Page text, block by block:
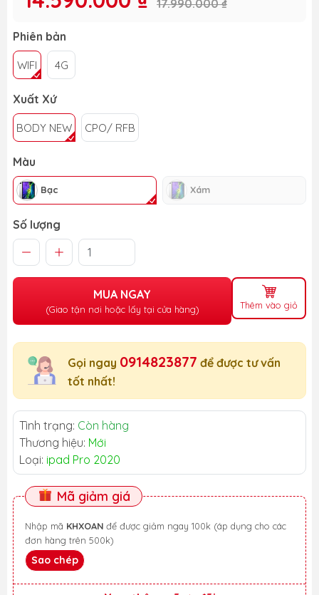
17.990.000 ₫
Phiên bản
WIFI 4G
Xuất Xứ
BODY NEW CPO/ RFB
Màu
Bạc Xám
Số lượng
MUA NGAY
(Giao tận nơi hoặc lấy tại cửa hàng) Thêm vào giỏ
Gọi ngay 0914823877 để được tư vấn
tốt nhất!
Tình trạng: Còn hàng
Thương hiệu: Mới
Loại: ipad Pro 2020
Mã giảm giá
Nhập mã KHXOAN
đơn hàng trên 500k)
Sao chép